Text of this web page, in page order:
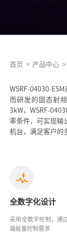
首页 > 产品中心 >
WSRF-04030-
而研发的固态射
3kW，WSRF-
率条件，可实现输
机台，满足客户的
全数字化设计
采用全数字控制，通
端能量控制需求